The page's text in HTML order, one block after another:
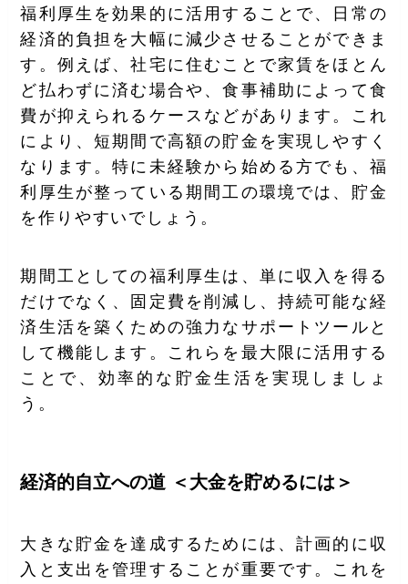
福利厚生を効果的に活用することで、日常の
経済的負担を大幅に減少させることができま
す。例えば、社宅に住むことで家賃をほとん
ど払わずに済む場合や、食事補助によって食
費が抑えられるケースなどがあります。これ
により、短期間で高額の貯金を実現しやすく
なります。特に未経験から始める方でも、福
利厚生が整っている期間工の環境では、貯金
を作りやすいでしょう。
期間工としての福利厚生は、単に収入を得る
だけでなく、固定費を削減し、持続可能な経
済生活を築くための強力なサポートツールと
して機能します。これらを最大限に活用する
ことで、効率的な貯金生活を実現しましょ
う。
経済的自立への道 ＜大金を貯めるには＞
大きな貯金を達成するためには、計画的に収
入と支出を管理することが重要です。これを